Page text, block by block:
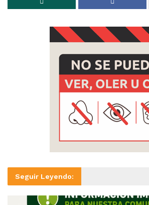
Seguir Leyendo: